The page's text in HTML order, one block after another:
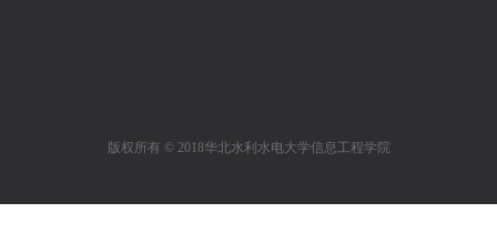
版权所有 © 2018华北水利水电大学信息工程学院